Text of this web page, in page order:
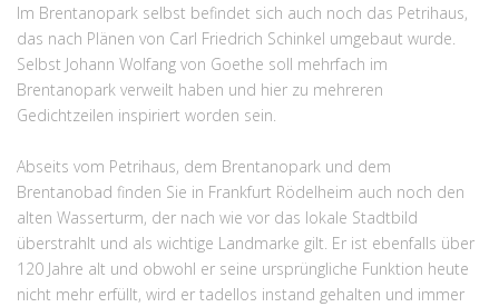
Im Brentanopark selbst befindet sich auch noch das Petrihaus,
das nach Plänen von Carl Friedrich Schinkel umgebaut wurde.
Selbst Johann Wolfang von Goethe soll mehrfach im
Brentanopark verweilt haben und hier zu mehreren
Gedichtzeilen inspiriert worden sein.
Abseits vom Petrihaus, dem Brentanopark und dem
Brentanobad finden Sie in Frankfurt Rödelheim auch noch den
alten Wasserturm, der nach wie vor das lokale Stadtbild
überstrahlt und als wichtige Landmarke gilt. Er ist ebenfalls über
120 Jahre alt und obwohl er seine ursprüngliche Funktion heute
nicht mehr erfüllt, wird er tadellos instand gehalten und immer